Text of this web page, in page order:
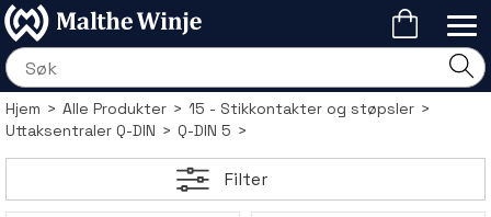
Hjem>Alle Produkter>15 - Stikkontakter og støpsler>
Uttaksentraler Q-DIN>Q-DIN 5>
Filter